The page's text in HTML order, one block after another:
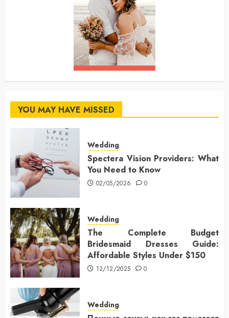
YOU MAY HAVE MISSED
Wedding
Spectera Vision Providers: What
You Need to Know
02/05/2026 0
Wedding
The Complete Budget
Bridesmaid Dresses Guide:
Affordable Styles Under $150
12/12/2025 0
Wedding